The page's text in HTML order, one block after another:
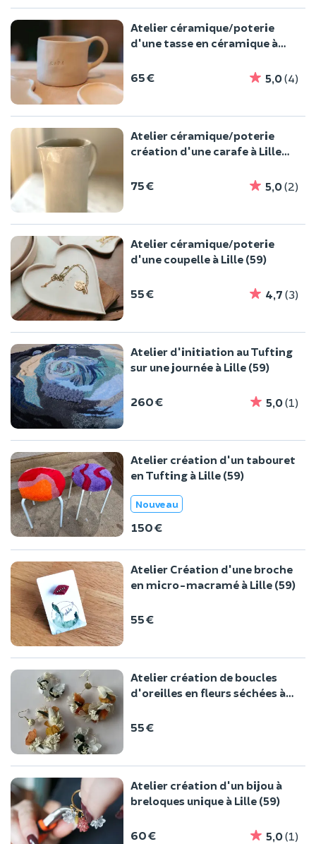
Atelier céramique/poterie
d'une tasse en céramique à
65 € 5,0(4)
Atelier céramique/poterie
création d'une carafe à Lille
75 € 5,0(2)
Atelier céramique/poterie
d'une coupelle à Lille (59)
55 € 4,7 (3)
Atelier d'initiation au Tufting
sur une journée à Lille (59)
260 € 5,0(1)
Atelier création d'un tabouret
en Tufting à Lille (59)
Nouveau
150 €
Atelier Création d'une broche
en micro-macramé à Lille (59)
55 €
Atelier création de boucles
d'oreilles en fleurs séchées à
55 €
Atelier création d'un bijou à
breloques unique à Lille (59)
60 € 5,0(1)